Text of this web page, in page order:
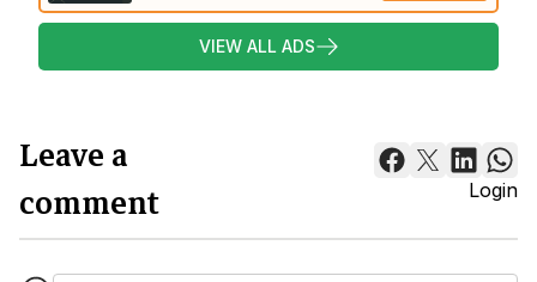
VIEW ALL ADS
Leave a
comment
Login